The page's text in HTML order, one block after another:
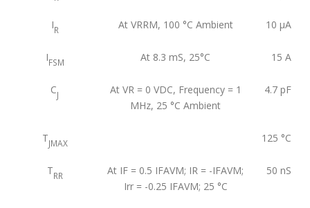
IR At VRRM, 100 °C Ambient 10 μA
IFSM At 8.3 mS, 25°C 15 A
CJ
At VR = 0 VDC, Frequency = 1
MHz, 25 °C Ambient
4.7 pF
TJMAX 125 °C
TRR
At IF = 0.5 IFAVM; IR = -IFAVM;
Irr = -0.25 IFAVM; 25 °C
50 nS